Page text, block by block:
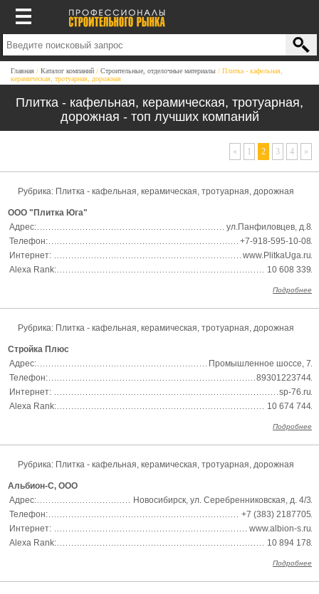
Главная Каталог компаний Строительные, отделочные материалы
Плитка - кафельная,
керамическая, тротуарная, дорожная
Плитка - кафельная, керамическая, тротуарная,
дорожная - топ лучших компаний
« 1 2 3 4 »
Рубрика: Плитка - кафельная, керамическая, тротуарная, дорожная
ООО "Плитка Юга"
Адрес:
ул.Панфиловцев, д.8
Телефон:
+7-918-595-10-08
Интернет:
www.PlitkaUga.ru
Alexa Rank:
10 608 339
Подробнее
Рубрика: Плитка - кафельная, керамическая, тротуарная, дорожная
Стройка Плюс
Адрес:
Промышленное шоссе, 7
Телефон:
89301223744
Интернет:
sp-76.ru
Alexa Rank:
10 674 744
Подробнее
Рубрика: Плитка - кафельная, керамическая, тротуарная, дорожная
Альбион-С, ООО
Адрес:
Новосибирск, ул. Серебренниковская, д. 4/3
Телефон:
+7 (383) 2187705
Интернет:
www.albion-s.ru
Alexa Rank:
10 894 178
Подробнее